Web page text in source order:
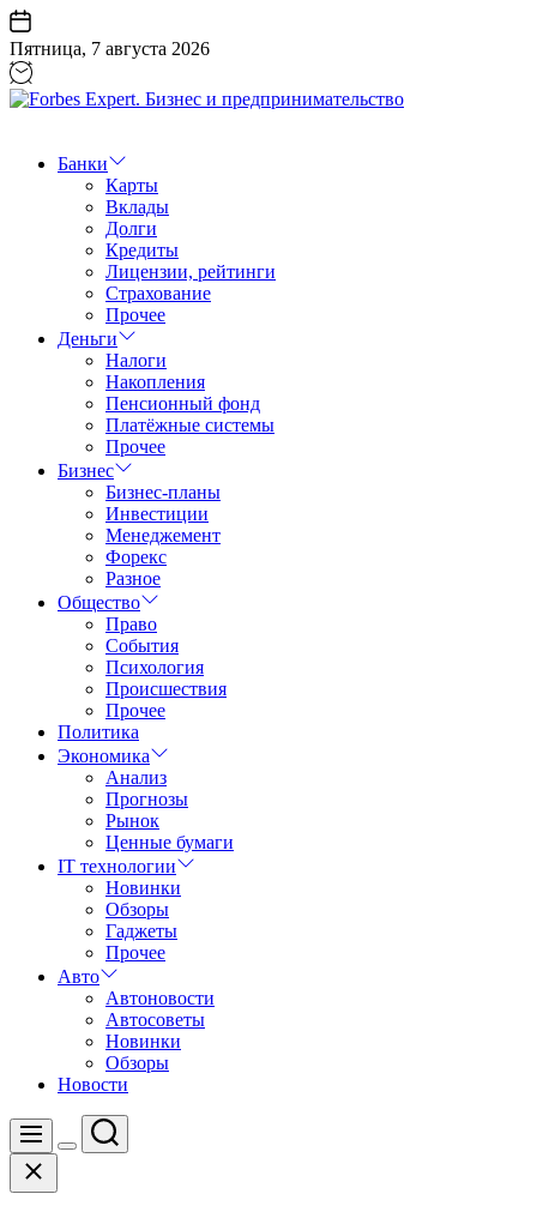
Перейти
к
содержанию
Пятница, 7 августа 2026
Бизнес
предпринимательство
Банки
Карты
Вклады
Долги
Кредиты
Лицензии, рейтинги
Страхование
Прочее
Деньги
Налоги
Накопления
Пенсионный фонд
Платёжные системы
Прочее
Бизнес
Бизнес-планы
Инвестиции
Менеджемент
Форекс
Разное
Общество
Право
События
Психология
Происшествия
Прочее
Политика
Экономика
Анализ
Прогнозы
Рынок
Ценные бумаги
IT технологии
Новинки
Обзоры
Гаджеты
Прочее
Авто
Автоновости
Автосоветы
Новинки
Обзоры
Новости
Меню
Цвет
Поиск
Закрыть